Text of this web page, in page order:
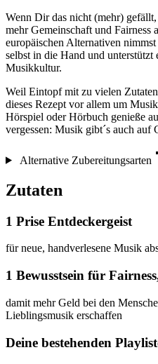
Wenn Dir das nicht (mehr)
mehr Gemeinschaft und
europäischen Alternativen
selbst in die Hand und unterstützt
Musikkultur.
Weil Eintopf mit zu vielen
dieses Rezept vor allem um
Hörspiel oder Hörbuch genieße
vergessen: Musik gibt´s auch
Alternative Zubereitungsarten
Zutaten
1 Prise Entdeckergeist
für neue, handverlesene Musik
1 Bewusstsein für
damit mehr Geld bei den
Lieblingsmusik erschaffen
Deine bestehenden